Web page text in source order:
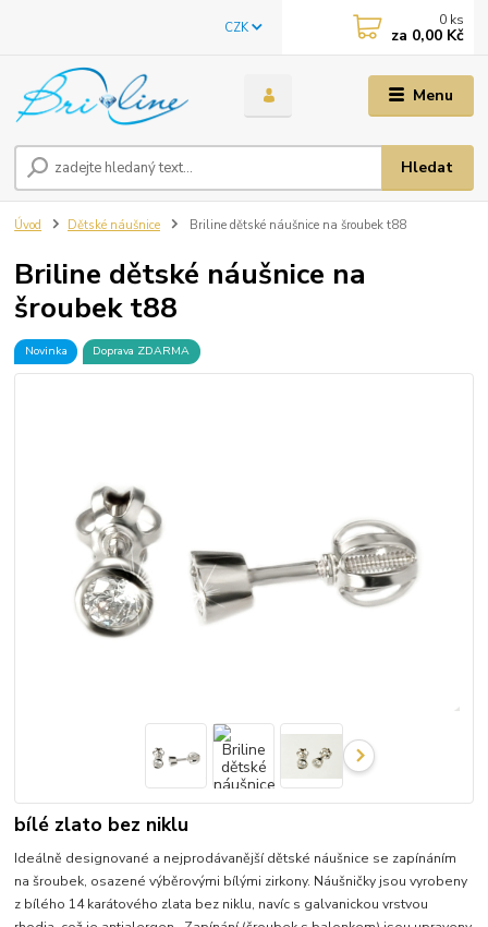
Menu
CZK
Hledat
0 ks
za 0,00 Kč
Úvod Dětské náušnice Briline dětské náušnice na šroubek t88
Briline dětské náušnice na
šroubek t88
Novinka Doprava ZDARMA
bílé zlato bez niklu
Ideálně designované a nejprodávanější dětské náušnice se zapínáním
na šroubek, osazené výběrovými bílými zirkony. Náušničky jsou vyrobeny
z bílého 14 karátového zlata bez niklu, navíc s galvanickou vrstvou